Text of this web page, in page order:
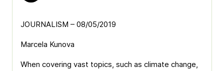
JOURNALISM – 08/05/2019
Marcela Kunova
When covering vast topics, such as climate change,